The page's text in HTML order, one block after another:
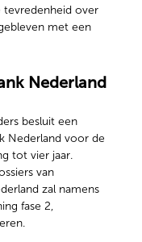
tevredenheid over
met een
Nederland
besluit een
Nederland voor de
tot vier jaar.
van
zal namens
fase 2,